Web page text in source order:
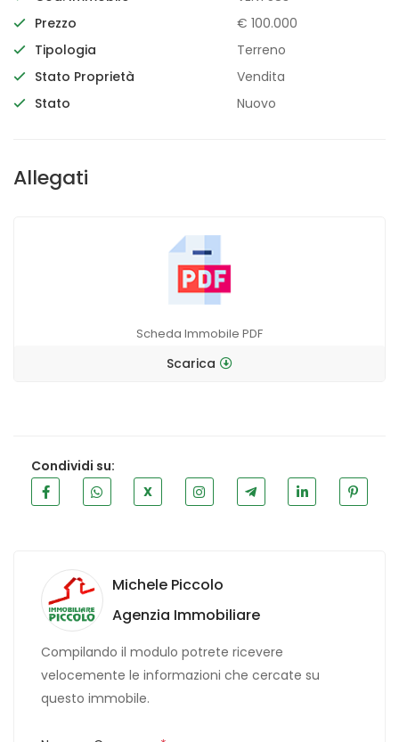
Prezzo
€ 100.000
Tipologia
Terreno
Stato Proprietà
Vendita
Stato
Nuovo
Allegati
Scheda Immobile PDF
Scarica
Condividi su:
X
Michele Piccolo
Agenzia Immobiliare
Compilando il modulo potrete ricevere
velocemente le informazioni che cercate su
questo immobile.